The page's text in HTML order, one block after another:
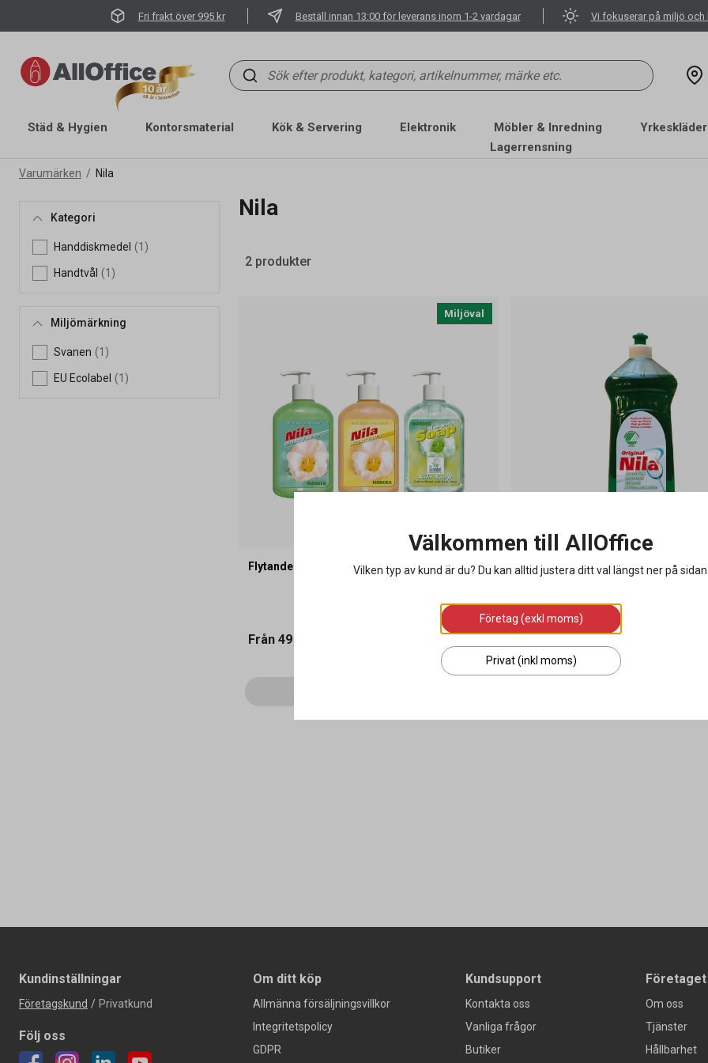
Fri frakt över 995 kr Beställ innan 13:00 för leverans inom 1-2 vardagar Vi fokuserar på miljö och
Städ & Hygien Kontorsmaterial Kök & Servering Elektronik Möbler & Inredning
Lagerrensning
Varumärken Nila
Kategori
Handdiskmedel (1)
Handtvål (1)
Miljömärkning
Svanen (1)
EU Ecolabel (1)
Nila
2 produkter
Miljöval
Flytande Tvål Nila Pump 500ml
Från 49 kr
Handdiskmedel Nila Original 1L
67 kr/ styck
10 styck/kartong
Kundinställningar
Företagskund / Privatkund
Följ oss
Om ditt köp
Allmänna försäljningsvillkor
Integritetspolicy
GDPR
Kundsupport
Kontakta oss
Vanliga frågor
Butiker
Företaget
Om oss
Tjänster
Hållbarhet
Välkommen till AllOffice
Vilken typ av kund är du? Du kan alltid justera ditt val längst ner på
Företag (exkl moms)
Privat (inkl moms)